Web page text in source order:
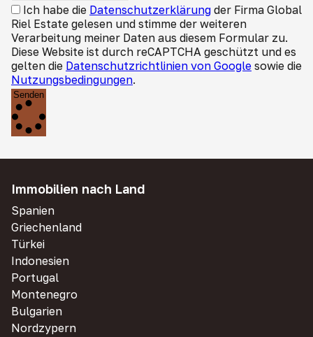
Ich habe die Datenschutzerklärung der Firma Global
Riel Estate gelesen und stimme der weiteren
Verarbeitung meiner Daten aus diesem Formular zu.
Diese Website ist durch reCAPTCHA geschützt und es
gelten die Datenschutzrichtlinien von Google sowie die
Nutzungsbedingungen.
Senden
Immobilien nach Land
Spanien
Griechenland
Türkei
Indonesien
Portugal
Montenegro
Bulgarien
Nordzypern